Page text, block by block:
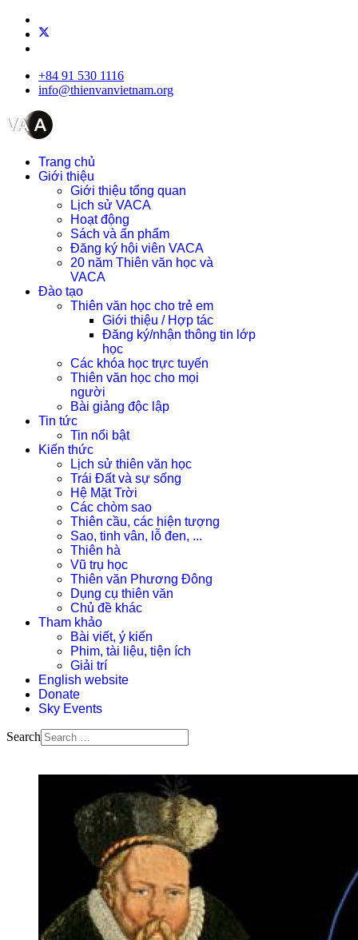
+84 91 530 1116
info@thienvanvietnam.org
Trang chủ
Giới thiệu
Giới thiệu tổng quan
Lịch sử VACA
Hoạt động
Sách và ấn phẩm
Đăng ký hội viên VACA
20 năm Thiên văn học và
VACA
Đào tạo
Thiên văn học cho trẻ em
Giới thiệu / Hợp tác
Đăng ký/nhận thông tin lớp
học
Các khóa học trực tuyến
Thiên văn học cho mọi
người
Bài giảng độc lập
Tin tức
Tin nổi bật
Kiến thức
Lịch sử thiên văn học
Trái Đất và sự sống
Hệ Mặt Trời
Các chòm sao
Thiên cầu, các hiện tượng
Sao, tinh vân, lỗ đen, ...
Thiên hà
Vũ trụ học
Thiên văn Phương Đông
Dụng cụ thiên văn
Chủ đề khác
Tham khảo
Bài viết, ý kiến
Phim, tài liệu, tiện ích
Giải trí
English website
Donate
Sky Events
Search